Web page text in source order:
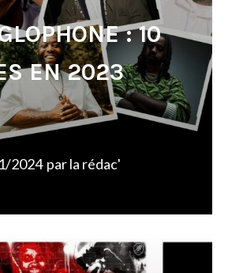
: 10
EN 2023
2024 parla rédac'